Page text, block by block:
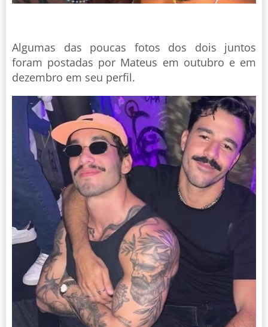
Algumas das poucas fotos dos dois juntos
foram postadas por Mateus em outubro e em
dezembro em seu perfil.